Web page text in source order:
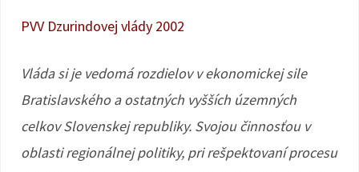
PVV Dzurindovej vlády 2002
Vláda si je vedomá rozdielov v ekonomickej sile
Bratislavského a ostatných vyšších územných
celkov Slovenskej republiky. Svojou činnosťou v
oblasti regionálnej politiky, pri rešpektovaní procesu